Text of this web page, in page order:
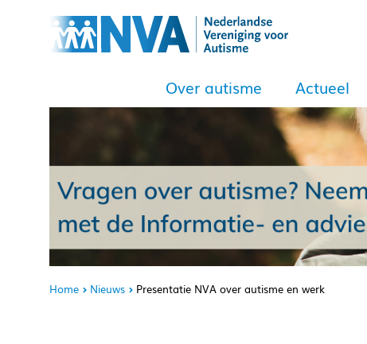
Over autisme Actueel
Home Nieuws Presentatie NVA over autisme en werk